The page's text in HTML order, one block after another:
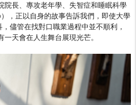
院長、專攻老年學、失智症和睡眠科學
，正以自身的故事告訴我們，即使大學
儘管在找對口職業過程中並不順利，
天會在人生舞台展現光芒。